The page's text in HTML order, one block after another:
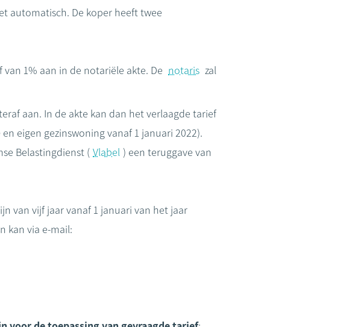
automatisch. De koper heeft twee
1% aan in de notariële akte. De notaris zal
aan. In de akte kan dan het verlaagde tarief
eigen gezinswoning vanaf 1 januari 2022).
Belastingdienst ( Vlabel ) een teruggave van
van vijf jaar vanaf 1 januari van het jaar
kan via e-mail: